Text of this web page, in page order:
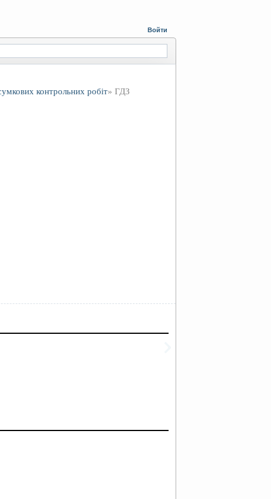
Войти
контрольних робіт» ГДЗ